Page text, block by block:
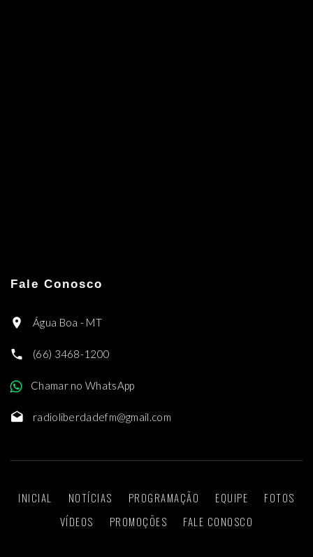
Fale Conosco
Água Boa - MT
(66) 3468-1200
Chamar no WhatsApp
radioliberdadefm@gmail.com
INICIAL NOTÍCIAS PROGRAMAÇÃO EQUIPE
FOTOS
VÍDEOS
PROMOÇÕES FALE CONOSCO